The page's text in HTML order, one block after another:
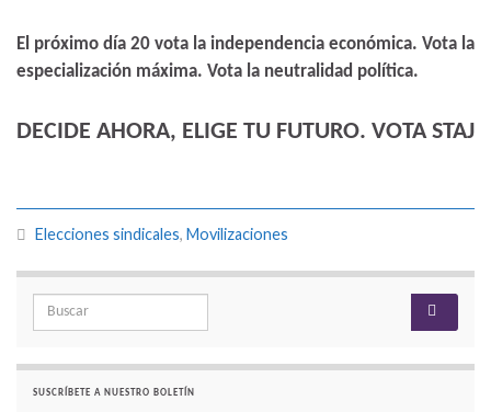
El próximo día 20 vota la independencia económica. Vota la
especialización máxima. Vota la neutralidad política.
DECIDE AHORA, ELIGE TU FUTURO. VOTA STAJ
Elecciones sindicales, Movilizaciones
Search for:
SUSCRÍBETE A NUESTRO BOLETÍN